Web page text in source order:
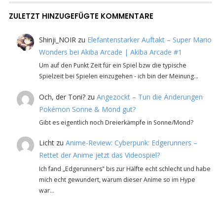
ZULETZT HINZUGEFÜGTE KOMMENTARE
Shinji_NOIR zu Elefantenstarker Auftakt – Super Mario
Wonders bei Akiba Arcade | Akiba Arcade #1
Um auf den Punkt Zeit für ein Spiel bzw die typische
Spielzeit bei Spielen einzugehen - ich bin der Meinung…
Och, der Toni? zuAngezockt – Tun die Änderungen
Pokémon Sonne & Mond gut?
Gibt es eigentlich noch Dreierkämpfe in Sonne/Mond?
Licht zuAnime-Review: Cyberpunk: Edgerunners –
Rettet der Anime jetzt das Videospiel?
Ich fand „Edgerunners" bis zur Hälfte echt schlecht und habe
mich echt gewundert, warum dieser Anime so im Hype
war…